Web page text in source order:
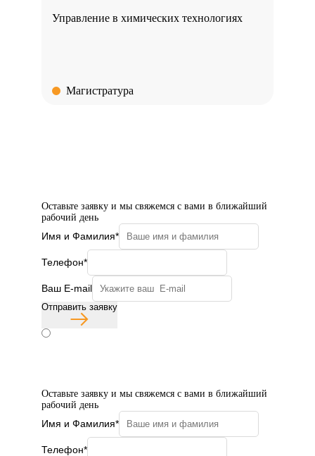
Управление в химических технологиях
Магистратура
Оставьте заявку и мы свяжемся с вами в ближайший
рабочий день
Имя и Фамилия*
Телефон*
Ваш E-mail
Отправить заявку
Оставьте заявку и мы свяжемся с вами в ближайший
рабочий день
Имя и Фамилия*
Телефон*